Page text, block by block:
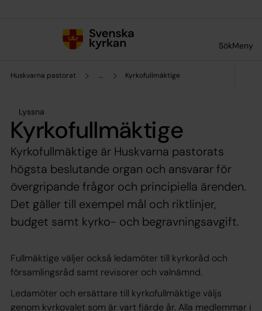
SökMeny
Huskvarna pastorat ... Kyrkofullmäktige
Lyssna
Kyrkofullmäktige
Kyrkofullmäktige är Huskvarna pastorats
högsta beslutande organ och ansvarar för
övergripande frågor och principiella ärenden.
Det gäller till exempel mål och riktlinjer,
budget samt kyrko- och begravningsavgift.
Fullmäktige väljer också ledamöter till kyrkoråd och
församlingsråd samt revisorer och valnämnd.
Ledamöter och ersättare till kyrkofullmäktige väljs
genom kyrkovalet som är vart fjärde år. Alla medlemmar i